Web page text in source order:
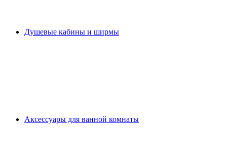
Душевые кабины и ширмы
Аксессуары для ванной комнаты